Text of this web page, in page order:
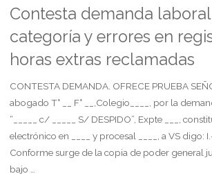
por
suspension
del
ejercicio
Contesta demanda
categoría y errores en
horas extras reclamadas
CONTESTA DEMANDA. OFRECE PRUEBA
abogado T° __ F° __,Colegio____, por la
“_____ c/ _____ S/ DESPIDO”, Expte ___,
electrónico en ____ y procesal ____, a VS digo:
Conforme surge de la copia de poder general
bajo …